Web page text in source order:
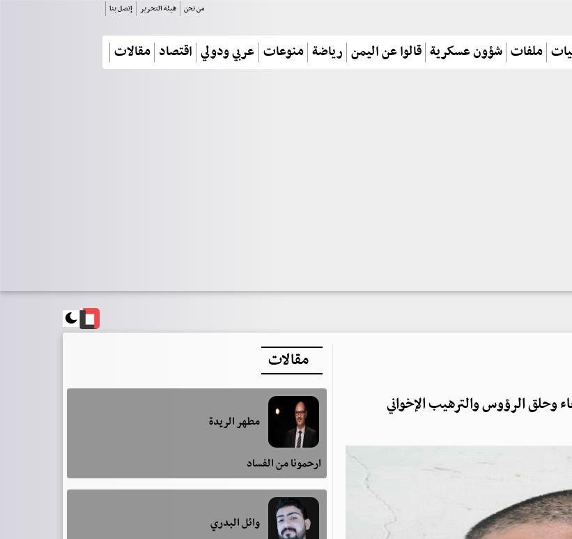
من نحن هيئة التحرير إتصل بنا
ملفات شؤون عسكرية قالوا عن اليمن رياضة منوعات عربي ودولي اقتصاد مقالات
الرؤوس والترهيب الإخواني
مقالات
مطهر الريدة
ارحمونا من الفساد
وائل البدري